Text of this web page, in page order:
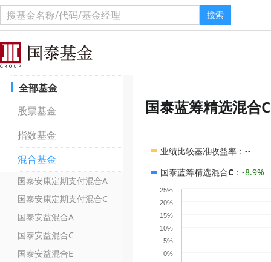
搜索
全部基金
股票基金
指数基金
混合基金
国泰安康定期支付混合A
国泰安康定期支付混合C
国泰安益混合A
国泰安益混合C
国泰安益混合E
国泰蓝筹精选混合C
业绩比较基准收益率 ： --
国泰蓝筹精选混合C ： -8.9%
0%
5%
10%
15%
20%
25%